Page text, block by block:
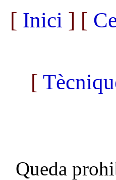
[ Inici ] [
[
Queda